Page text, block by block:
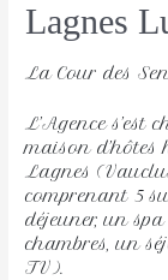
Lagnes
La Cour des
L’Agence s’est
maison
Lagnes
comprenant 5
déjeuner, un
chambres, un
TV).